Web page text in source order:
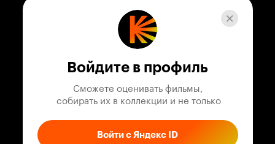
Музыка
Телепрограмма
Служба поддержки
Войдите в профиль
Сможете оценивать фильмы,
собирать их в коллекции и не только
Войти с Яндекс ID